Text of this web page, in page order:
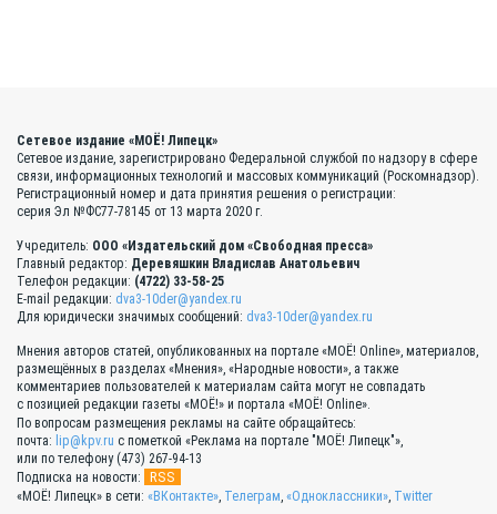
Сетевое издание «МОЁ! Липецк»
Сетевое издание, зарегистрировано Федеральной службой по надзору в сфере
связи, информационных технологий и массовых коммуникаций (Роскомнадзор).
Регистрационный номер и дата принятия решения о регистрации:
серия Эл №ФС77-78145 от 13 марта 2020 г.
Учредитель: ООО «Издательский дом «Свободная пресса»
Главный редактор: Деревяшкин Владислав Анатольевич
Телефон редакции: (4722) 33-58-25
E-mail редакции: dva3-10der@yandex.ru
Для юридически значимых сообщений: dva3-10der@yandex.ru
Мнения авторов статей, опубликованных на портале «МОЁ! Online», материалов,
размещённых в разделах «Мнения», «Народные новости», а также
комментариев пользователей к материалам сайта могут не совпадать
с позицией редакции газеты «МОЁ!» и портала «МОЁ! Online».
По вопросам размещения рекламы на сайте обращайтесь:
почта: lip@kpv.ru с пометкой «Реклама на портале "МОЁ! Липецк"»,
или по телефону (473) 267-94-13
Подписка на новости:
RSS
«МОЁ! Липецк» в сети: «ВКонтакте» Телеграм «Одноклассники» Twitter